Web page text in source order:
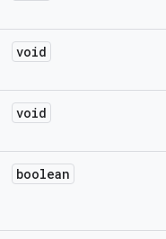
void
void
boolean